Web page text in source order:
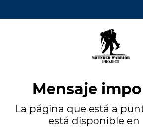
Mensaje
La página que está a
está disponible en